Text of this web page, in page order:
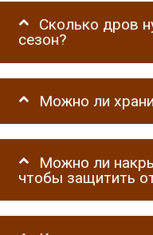
Сколько дров
сезон?
Можно ли
Можно ли
чтобы защитить